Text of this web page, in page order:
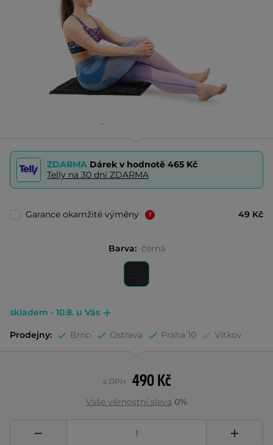
ZDARMA Dárek v hodnotě 465 Kč
Telly na 30 dní ZDARMA
Garance okamžité výměny 49 Kč
Barva: černá
skladem - 10.8. u Vás
Prodejny: Brno Ostrava Praha 10 Vítkov
490 Kč
s DPH
Vaše věrnostní sleva 0%